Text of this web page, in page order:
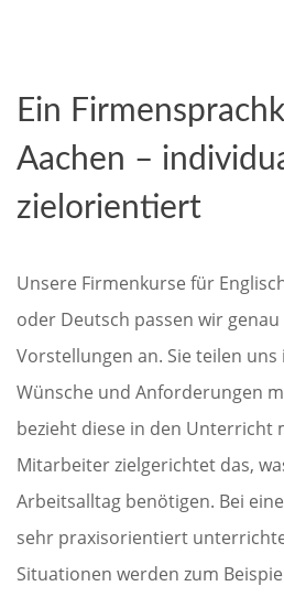
Ein
Aachen –
zielorientiert
Unsere Firmenkurse für
oder Deutsch passen wir
Vorstellungen an. Sie teilen
Wünsche und Anforderungen
bezieht diese in den Unterricht
Mitarbeiter zielgerichtet das,
Arbeitsalltag benötigen. Bei
sehr praxisorientiert
Situationen werden zum